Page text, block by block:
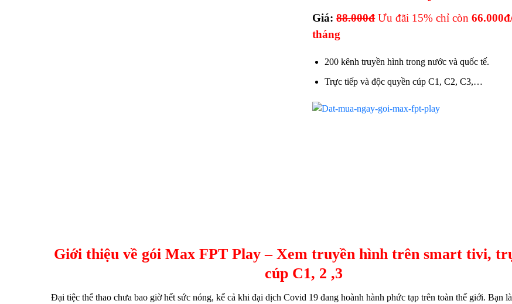
Giá:88.000đ Ưu đãi 15% chỉ còn
tháng
200 kênh truyền hình trong nước và quốc tế.
Trực tiếp và độc quyền cúp C1, C2, C3,…
Giới thiệu về gói Max FPT Play – Xem truyền hình trên smart tivi,
cúp C1, 2 ,3
Đại tiệc thể thao chưa bao giờ hết sức nóng, kể cả khi đại dịch Covid 19 đang hoành hành phức tạp trên toàn thế giới. Bạn